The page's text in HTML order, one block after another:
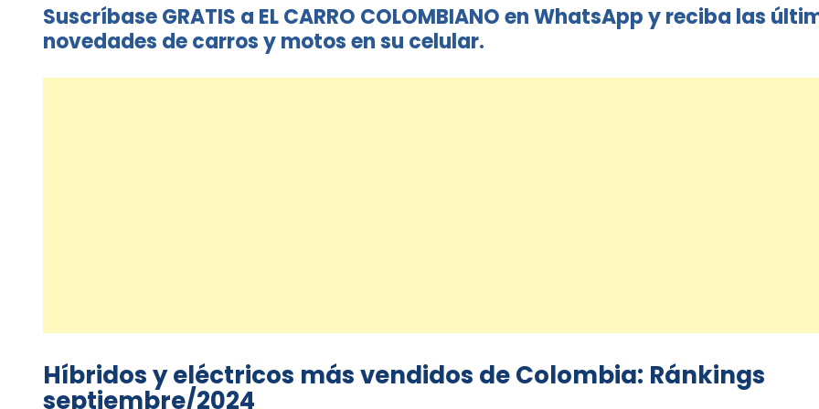
Suscríbase GRATIS a EL CARRO COLOMBIANO en WhatsApp y reciba las
novedades de carros y motos en su celular.
Híbridos y eléctricos más vendidos de Colombia: Ránkings
septiembre/2024